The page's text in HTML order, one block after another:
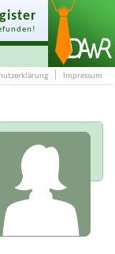
Impressum